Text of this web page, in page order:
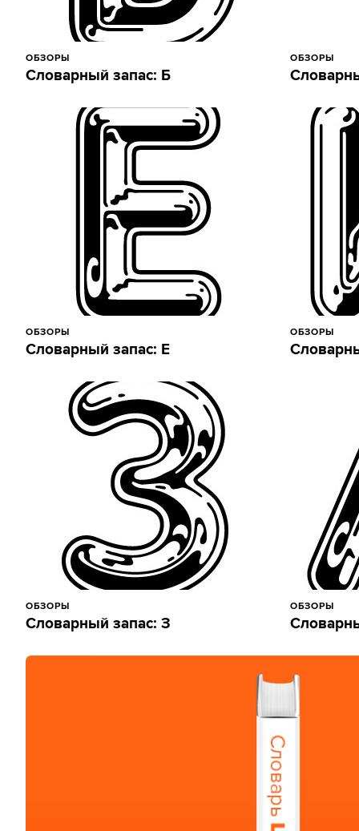
ОБЗОРЫ
Словарный запас: Б
ОБЗОРЫ
ОБЗОРЫ
Словарный запас: Е
ОБЗОРЫ
Словарный запас: З
ОБЗОРЫ
ОБЗОРЫ